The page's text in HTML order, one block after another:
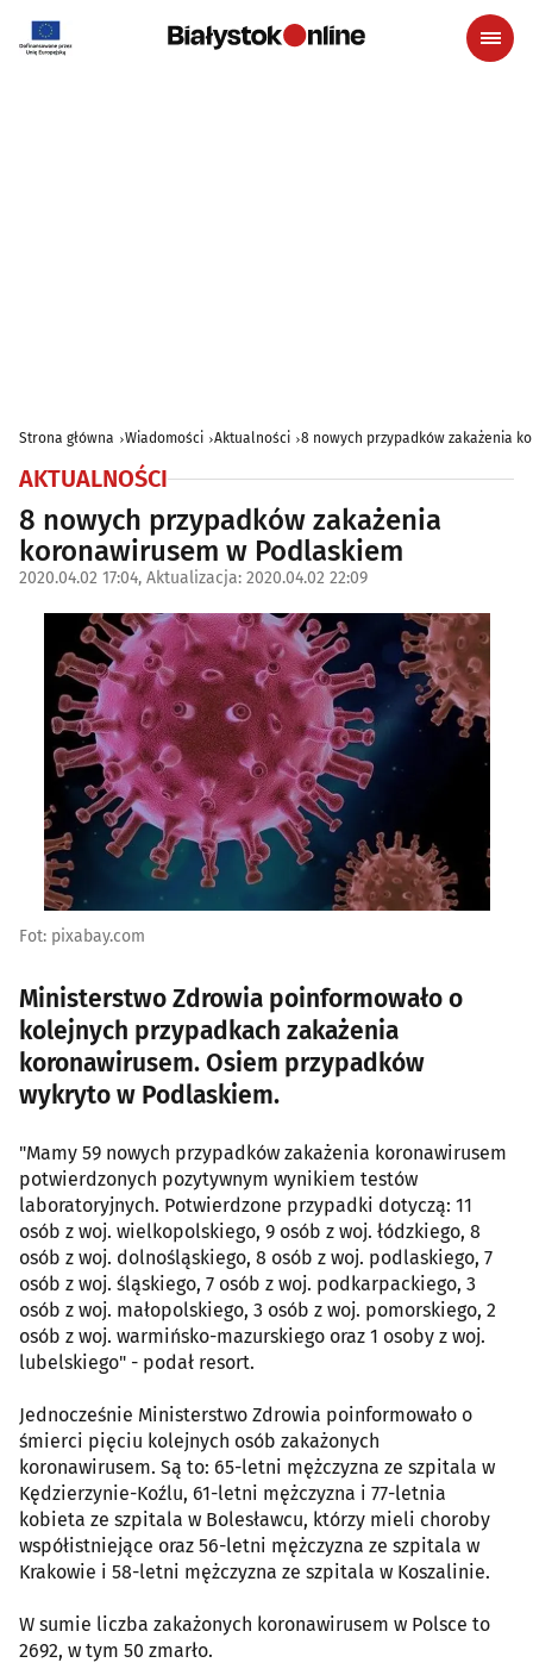
Strona główna Wiadomości Aktualności 8 nowych przypadków zakażenia
AKTUALNOŚCI
8 nowych przypadków zakażenia
koronawirusem w Podlaskiem
2020.04.02 17:04, Aktualizacja: 2020.04.02 22:09
Fot: pixabay.com
Ministerstwo Zdrowia poinformowało o
kolejnych przypadkach zakażenia
koronawirusem. Osiem przypadków
wykryto w Podlaskiem.
"Mamy 59 nowych przypadków zakażenia koronawirusem
potwierdzonych pozytywnym wynikiem testów
laboratoryjnych. Potwierdzone przypadki dotyczą: 11
osób z woj. wielkopolskiego, 9 osób z woj. łódzkiego, 8
osób z woj. dolnośląskiego, 8 osób z woj. podlaskiego, 7
osób z woj. śląskiego, 7 osób z woj. podkarpackiego, 3
osób z woj. małopolskiego, 3 osób z woj. pomorskiego, 2
osób z woj. warmińsko-mazurskiego oraz 1 osoby z woj.
lubelskiego" - podał resort.
Jednocześnie Ministerstwo Zdrowia poinformowało o
śmierci pięciu kolejnych osób zakażonych
koronawirusem. Są to: 65-letni mężczyzna ze szpitala w
Kędzierzynie-Koźlu, 61-letni mężczyzna i 77-letnia
kobieta ze szpitala w Bolesławcu, którzy mieli choroby
współistniejące oraz 56-letni mężczyzna ze szpitala w
Krakowie i 58-letni mężczyzna ze szpitala w Koszalinie.
W sumie liczba zakażonych koronawirusem w Polsce to
2692, w tym 50 zmarło.